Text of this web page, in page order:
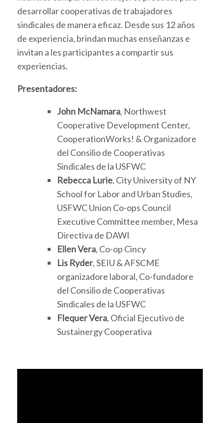
desarrollar cooperativas de trabajadores
sindicales de manera eficaz. Desde sus 12 años
de experiencia, brindan muchas enseñanzas e
invitan a les participantes a compartir sus
experiencias.
Presentadores:
John McNamara, Northwest
Cooperative Development Center,
CooperationWorks! & Organizadore
del Consilio de Cooperativas
Sindicales de la USFWC
Rebecca Lurie, City University of NY
School for Labor and Urban Studies,
USFWC Union Co-ops Council
Executive Committee member, Mesa
Directiva de DAWI
Ellen Vera, Co-op Cincy
Lis Ryder, SEIU & AFSCME
organizadore laboral, Co-fundadore
del Consilio de Cooperativas
Sindicales de la USFWC
Flequer Vera, Oficial Ejecutivo de
Sustainergy Cooperativa